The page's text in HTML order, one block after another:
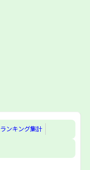
ランキング集計